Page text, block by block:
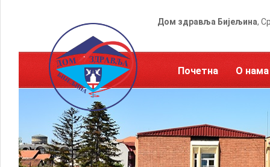
Дом здравља Бијељина,
Почетна О нама